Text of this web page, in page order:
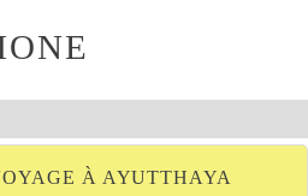
À AYUTTHAYA